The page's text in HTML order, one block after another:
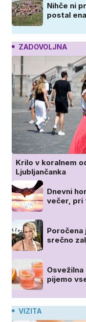
Nihče ni
postal
ZADOVOLJNA
Krilo v koralnem
Ljubljančanka
Dnevni
večer, pri
srečno
pijemo
VIZITA